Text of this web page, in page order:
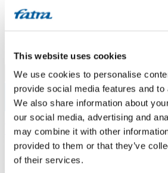
This website uses cookies
We use cookies to personalise
provide social media features and
We also share information about
our social media, advertising and
may combine it with other
provided to them or that they’ve
of their services.
Ochranná geotextilie
Menu
Menu
Domů /
Poradna/
Dotaz 768
Dotaz 768